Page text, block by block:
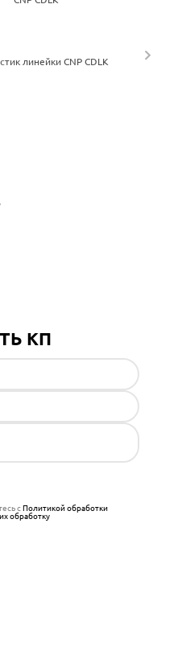
линейки CNP CDLK
КП
сПолитикой обработки
обработку